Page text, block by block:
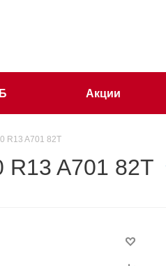
Акции
R13 A701 82T
A701 82T